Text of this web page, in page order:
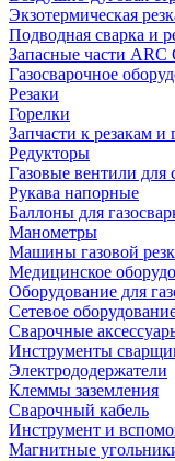
Экзотермическая
Подводная сварка и
Запасные части
Газосварочное
Резаки
Горелки
Запчасти к резакам и
Редукторы
Газовые вентили для
Рукава напорные
Баллоны для
Манометры
Машины газовой
Медицинское
Оборудование для
Сетевое
Сварочные
Инструменты
Электрододержатели
Клеммы заземления
Сварочный кабель
Инструмент и
Магнитные